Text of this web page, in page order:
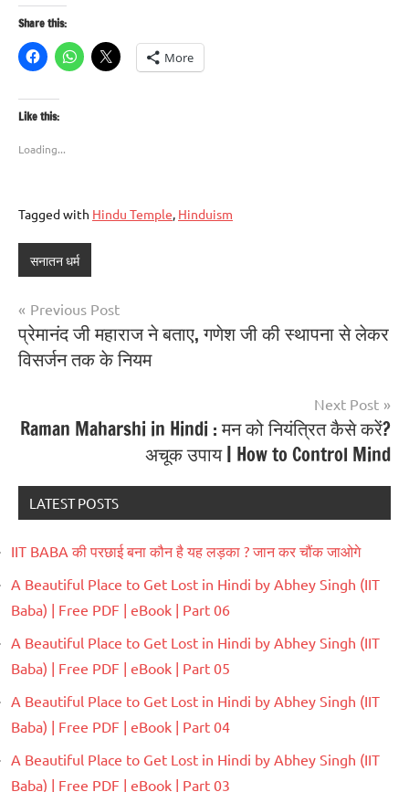
Share this:
More
Like this:
Loading...
Tagged with Hindu Temple, Hinduism
सनातन धर्म
Previous Post
प्रेमानंद जी महाराज ने बताए, गणेश जी की स्थापना से लेकर
विसर्जन तक के नियम
Next Post
Raman Maharshi in Hindi : मन को नियंत्रित कैसे करें?
अचूक उपाय | How to Control Mind
LATEST POSTS
IIT BABA की परछाई बना कौन है यह लड़का ? जान कर चौंक जाओगे
A Beautiful Place to Get Lost in Hindi by Abhey Singh (IIT
Baba) | Free PDF | eBook | Part 06
A Beautiful Place to Get Lost in Hindi by Abhey Singh (IIT
Baba) | Free PDF | eBook | Part 05
A Beautiful Place to Get Lost in Hindi by Abhey Singh (IIT
Baba) | Free PDF | eBook | Part 04
A Beautiful Place to Get Lost in Hindi by Abhey Singh (IIT
Baba) | Free PDF | eBook | Part 03